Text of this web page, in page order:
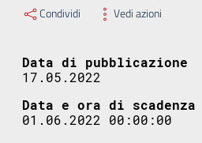
Condividi Vedi azioni
Data di pubblicazione
17.05.2022
Data e ora di scadenza
01.06.2022 00:00:00